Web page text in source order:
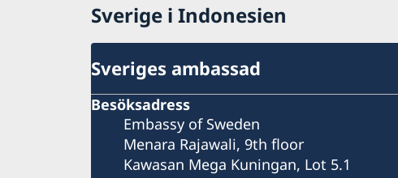
Sverige i Indonesien
Sveriges ambassad
Besöksadress
Embassy of Sweden
Menara Rajawali, 9th floor
Kawasan Mega Kuningan, Lot 5.1